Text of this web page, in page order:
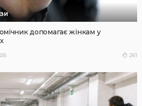
допомагає жінкам у
261